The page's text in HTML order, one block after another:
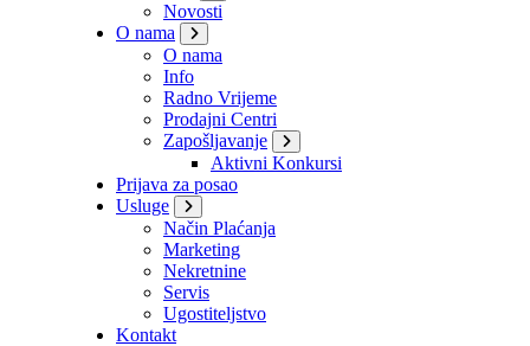
Novosti
O nama
O nama
Info
Radno Vrijeme
Prodajni Centri
Zapošljavanje
Aktivni Konkursi
Prijava za posao
Usluge
Način Plaćanja
Marketing
Nekretnine
Servis
Ugostiteljstvo
Kontakt